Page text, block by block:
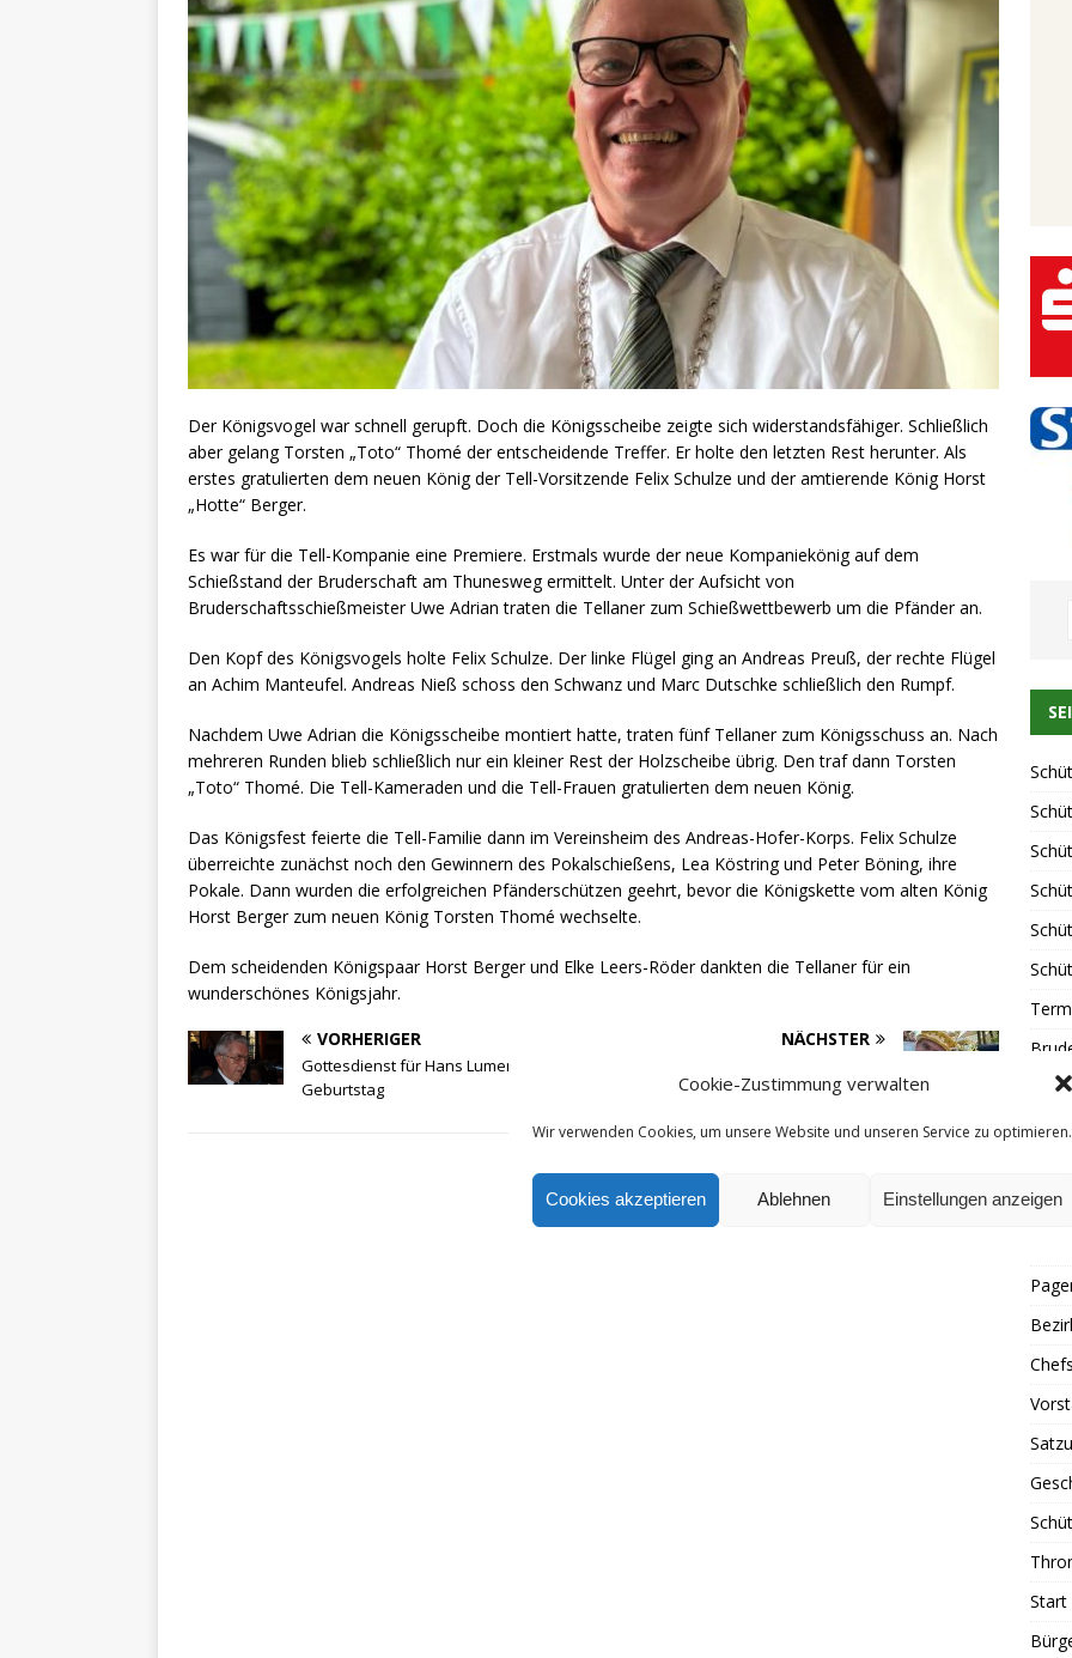
Cookie-Zustimmung verwalten
Wir verwenden Cookies, um unsere Website und unseren Service zu optimieren.
Cookies akzeptieren Ablehnen Einstellungen anzeigen
Der Königsvogel war schnell gerupft. Doch die Königsscheibe zeigte sich widerstandsfähiger. Schließlich
aber gelang Torsten „Toto“ Thomé der entscheidende Treffer. Er holte den letzten Rest herunter. Als
erstes gratulierten dem neuen König der Tell-Vorsitzende Felix Schulze und der amtierende König Horst
„Hotte“ Berger.
Es war für die Tell-Kompanie eine Premiere. Erstmals wurde der neue Kompaniekönig auf dem
Schießstand der Bruderschaft am Thunesweg ermittelt. Unter der Aufsicht von
Bruderschaftsschießmeister Uwe Adrian traten die Tellaner zum Schießwettbewerb um die Pfänder an.
Den Kopf des Königsvogels holte Felix Schulze. Der linke Flügel ging an Andreas Preuß, der rechte Flügel
an Achim Manteufel. Andreas Nieß schoss den Schwanz und Marc Dutschke schließlich den Rumpf.
Nachdem Uwe Adrian die Königsscheibe montiert hatte, traten fünf Tellaner zum Königsschuss an. Nach
mehreren Runden blieb schließlich nur ein kleiner Rest der Holzscheibe übrig. Den traf dann Torsten
„Toto“ Thomé. Die Tell-Kameraden und die Tell-Frauen gratulierten dem neuen König.
Das Königsfest feierte die Tell-Familie dann im Vereinsheim des Andreas-Hofer-Korps. Felix Schulze
überreichte zunächst noch den Gewinnern des Pokalschießens, Lea Köstring und Peter Böning, ihre
Pokale. Dann wurden die erfolgreichen Pfänderschützen geehrt, bevor die Königskette vom alten König
Horst Berger zum neuen König Torsten Thomé wechselte.
Dem scheidenden Königspaar Horst Berger und Elke Leers-Röder dankten die Tellaner für ein
wunderschönes Königsjahr.
VORHERIGER
Gottesdienst für Hans Lumer zum 100.
Geburtstag
NÄCHSTER
Corpskönig
Start